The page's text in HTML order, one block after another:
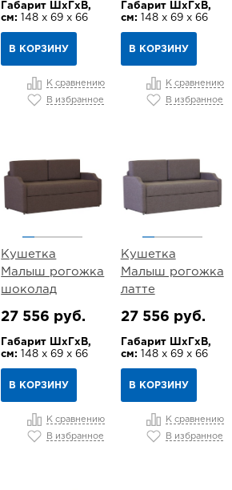
Габарит ШхГхВ,
см:
148 х 69 х 66
В КОРЗИНУ
К сравнению
В избранное
Габарит ШхГхВ,
см: 148 х 69 х 66
В КОРЗИНУ
К сравнению
В избранное
Кушетка
Малыш рогожка
шоколад
27 556 руб.
Габарит ШхГхВ,
см:
148 х 69 х 66
В КОРЗИНУ
К сравнению
В избранное
Кушетка
Малыш рогожка
латте
27 556 руб.
Габарит ШхГхВ,
см: 148 х 69 х 66
В КОРЗИНУ
К сравнению
В избранное